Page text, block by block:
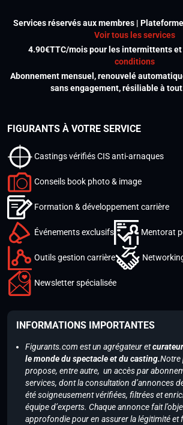
Services réservés aux membres |
Voir tous les services
4.90€TTC/mois pour les intermittents
conditions
Abonnement mensuel, renouvelé
sans engagement, résiliable à
FIGURANTS À VOTRE SERVICE
Castings vérifiés CIS anti-arnaques
Conseils book photo & image
Formation & développement carrière
Événements exclusifs Mentorat
Outils gestion carrière
Newsletter spécialisée
INFORMATIONS IMPORTANTES
Figurants.com est un agrégateur et
le monde du spectacle et du casting.Notre
propose, entre autre, un accès par
services, dont la consultation d’annonces
été soigneusement vérifiées, filtrées et
équipe d’experts. Chaque annonce fait
approfondie pour en assurer la légitimité et